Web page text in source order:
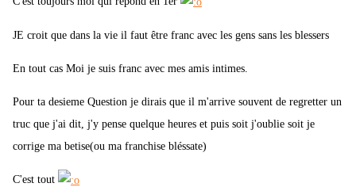
JE croit que dans la vie il faut être franc avec les gens sans les blessers
En tout cas Moi je suis franc avec mes amis intimes.
Pour ta desieme Question je dirais que il m'arrive souvent de regretter un
truc que j'ai dit, j'y pense quelque heures et puis soit j'oublie soit je
corrige ma betise(ou ma franchise bléssate)
C'est tout